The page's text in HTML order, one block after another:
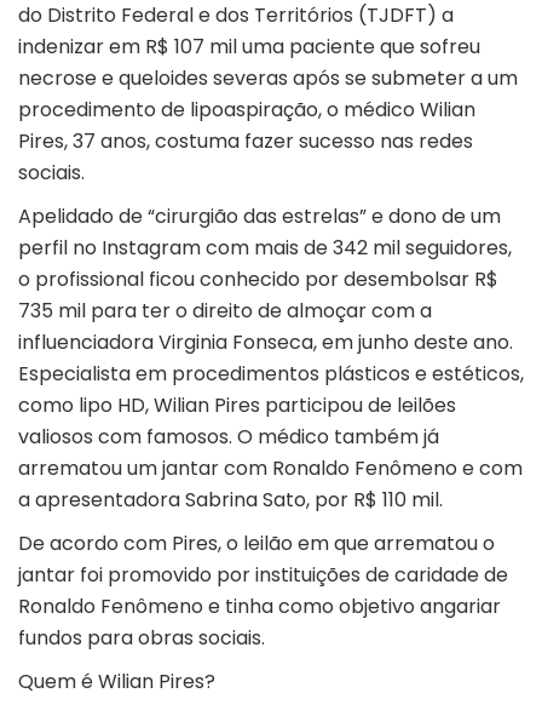
do Distrito Federal e dos Territórios (TJDFT) a
indenizar em R$ 107 mil uma paciente que sofreu
necrose e queloides severas após se submeter a um
procedimento de lipoaspiração, o médico Wilian
Pires, 37 anos, costuma fazer sucesso nas redes
sociais.
Apelidado de “cirurgião das estrelas” e dono de um
perfil no Instagram com mais de 342 mil seguidores,
o profissional ficou conhecido por desembolsar R$
735 mil para ter o direito de almoçar com a
influenciadora Virginia Fonseca, em junho deste ano.
Especialista em procedimentos plásticos e estéticos,
como lipo HD, Wilian Pires participou de leilões
valiosos com famosos. O médico também já
arrematou um jantar com Ronaldo Fenômeno e com
a apresentadora Sabrina Sato, por R$ 110 mil.
De acordo com Pires, o leilão em que arrematou o
jantar foi promovido por instituições de caridade de
Ronaldo Fenômeno e tinha como objetivo angariar
fundos para obras sociais.
Quem é Wilian Pires?